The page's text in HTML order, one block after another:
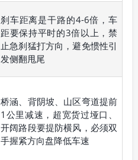
刹车距离是干路的4-6倍，车
距要保持平时的3倍以上，禁
止急刹猛打方向，避免惯性引
发侧翻甩尾
桥涵、背阴坡、山区弯道提前
1公里减速，超宽货过垭口、
开阔路段要提防横风，必须双
手握紧方向盘降低车速